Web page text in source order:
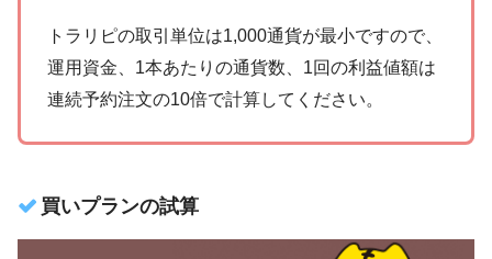
トラリピの取引単位は1,000通貨が最小ですので、
運用資金、1本あたりの通貨数、1回の利益値額は
連続予約注文の10倍で計算してください。
買いプランの試算